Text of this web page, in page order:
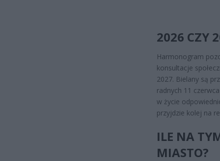
2026 CZY
Harmonogram
konsultacje
2027. Bielany są
radnych 11
w życie
przyjdzie kolej na
ILE NA
MIASTO?